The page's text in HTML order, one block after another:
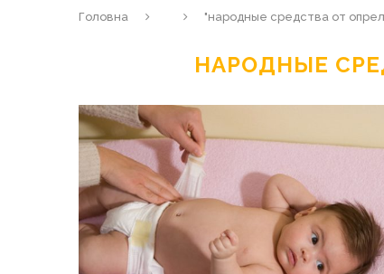
Головна "народные средства от
НАРОДНЫЕ